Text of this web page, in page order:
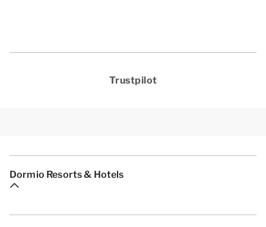
Trustpilot
Dormio Resorts & Hotels